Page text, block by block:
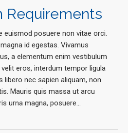
Requirements
euismod posuere non vitae orci.
id egestas. Vivamus
a elementum enim vestibulum
eros, interdum tempor ligula
libero nec sapien aliquam, non
Mauris quis massa ut arcu
urna magna, posuere...